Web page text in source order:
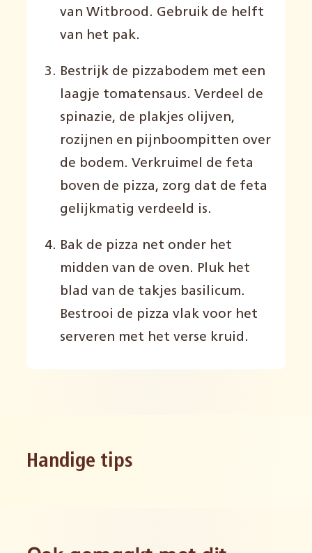
van Witbrood. Gebruik de helft
van het pak.
Bestrijk de pizzabodem met een
laagje tomatensaus. Verdeel de
spinazie, de plakjes olijven,
rozijnen en pijnboompitten over
de bodem. Verkruimel de feta
boven de pizza, zorg dat de feta
gelijkmatig verdeeld is.
Bak de pizza net onder het
midden van de oven. Pluk het
blad van de takjes basilicum.
Bestrooi de pizza vlak voor het
serveren met het verse kruid.
Handige tips